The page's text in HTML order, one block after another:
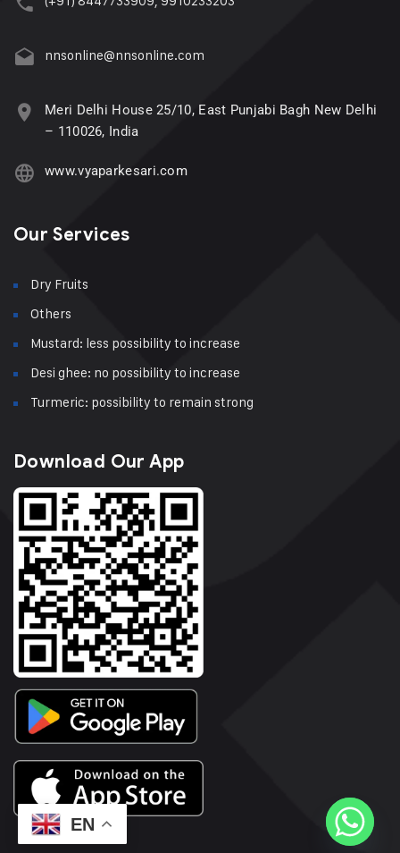
nnsonline@nnsonline.com
Meri Delhi House 25/10, East Punjabi Bagh New Delhi
– 110026, India
www.vyaparkesari.com
Our Services
Dry Fruits
Others
Mustard: less possibility to increase
Desi ghee: no possibility to increase
Turmeric: possibility to remain strong
Download Our App
EN